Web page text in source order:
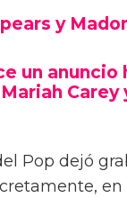
y
un anuncio
Carey
Pop dejó